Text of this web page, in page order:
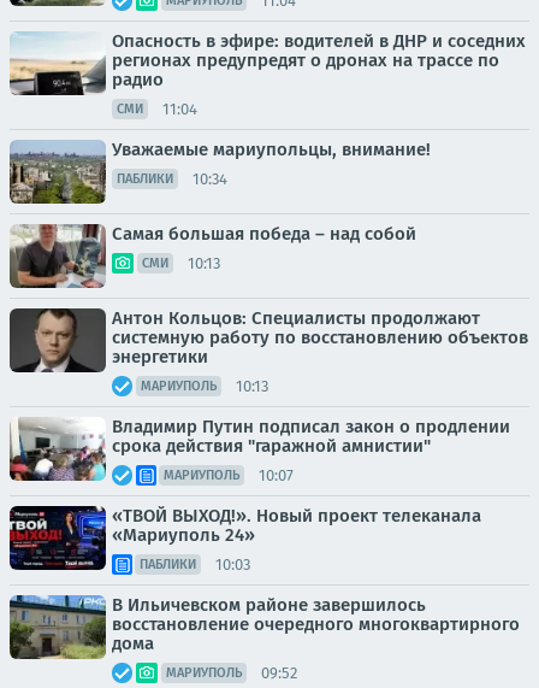
Опасность в эфире: водителей в ДНР и соседних
регионах предупредят о дронах на трассе по
радио
СМИ 11:04
Уважаемые мариупольцы, внимание!
ПАБЛИКИ 10:34
Самая большая победа – над собой
СМИ 10:13
Антон Кольцов: Специалисты продолжают
системную работу по восстановлению объектов
энергетики
МАРИУПОЛЬ 10:13
Владимир Путин подписал закон о продлении
срока действия "гаражной амнистии"
МАРИУПОЛЬ 10:07
«ТВОЙ ВЫХОД!». Новый проект телеканала
«Мариуполь 24»
ПАБЛИКИ 10:03
В Ильичевском районе завершилось
восстановление очередного многоквартирного
дома
МАРИУПОЛЬ 09:52